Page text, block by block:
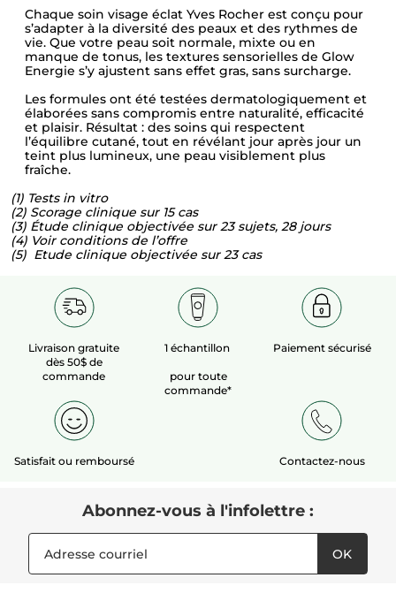
Chaque soin visage éclat Yves Rocher est conçu pour
s’adapter à la diversité des peaux et des rythmes de
vie. Que votre peau soit normale, mixte ou en
manque de tonus, les textures sensorielles de Glow
Energie s’y ajustent sans effet gras, sans surcharge.
Les formules ont été testées dermatologiquement et
élaborées sans compromis entre naturalité, efficacité
et plaisir. Résultat : des soins qui respectent
l’équilibre cutané, tout en révélant jour après jour un
teint plus lumineux, une peau visiblement plus
fraîche.
(1) Tests in vitro
(2) Scorage clinique sur 15 cas
(3) Étude clinique objectivée sur 23 sujets, 28 jours
(4) Voir conditions de l’offre
(5) Etude clinique objectivée sur 23 cas
Livraison gratuite
dès 50$ de
commande
1 échantillon
pour toute
commande*
Paiement sécurisé
Satisfait ou remboursé Contactez-nous
Abonnez-vous à l'infolettre :
OK